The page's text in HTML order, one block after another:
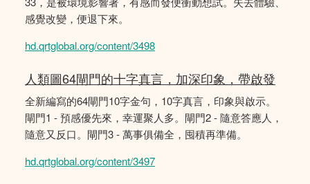
感覺改變，便退下來。
hd.qrtglobal.org/content/3498
人類圖64閘門的十字真言，加深印象，帶啟發
全新編寫的64閘門10字金句，10字真言，印象與啟示。
閘門1 - 預感優先來，幸運聚人多。閘門2 - 隨意答應人，
隨意又反口。閘門3 - 萬事俱備全，囤積再準備。
hd.qrtglobal.org/content/3497